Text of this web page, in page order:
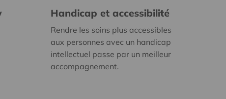
Handicap et accessibilité
Rendre les soins plus accessibles
aux personnes avec un handicap
intellectuel passe par un meilleur
accompagnement.